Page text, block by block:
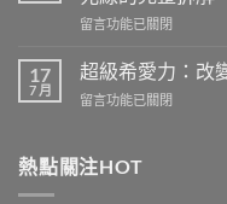
樣？
從
實
案
例、
學
風
壯
頭
怎
辦？
鐘
在
次
吃
兩
而
留言功能已關閉
17
7 月
超級希愛力：改
在
希
愛
留言功能已關閉
熱點關注HOT